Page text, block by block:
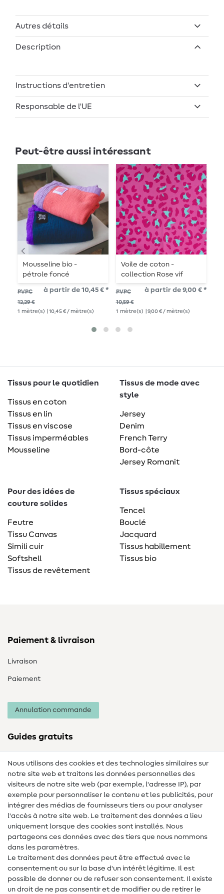
Autres détails
Description
Instructions d'entretien
Responsable de l'UE
Peut-être aussi intéressant
Mousseline bio -
pétrole foncé
PVPC
12,29 €
à partir de 10,45 € *
1 mètre(s) | 10,45 € / mètre(s)
Voile de coton -
collection Rose vif
PVPC
10,59 €
à partir de 9,00 € *
1 mètre(s) | 9,00 € / mètre(s)
Tissus pour le quotidien
Tissus en coton
Tissus en lin
Tissus en viscose
Tissus imperméables
Mousseline
Tissus de mode avec
style
Jersey
Denim
French Terry
Bord-côte
Jersey Romanit
Pour des idées de
couture solides
Feutre
Tissu Canvas
Simili cuir
Softshell
Tissus de revêtement
Tissus spéciaux
Tencel
Bouclé
Jacquard
Tissus habillement
Tissus bio
Paiement & livraison
Livraison
Paiement
Annulation commande
Guides gratuits
Lexique de couture
Tutos de couture
Aide & contact
Contact
Changement de propriétaire
FAQ
Droit de rétractation
Nous utilisons des cookies et des technologies similaires sur
notre site web et traitons les données personnelles des
visiteurs de notre site web (par exemple, l'adresse IP), par
exemple pour personnaliser le contenu et les publicités, pour
intégrer des médias de fournisseurs tiers ou pour analyser
l'accès à notre site web. Le traitement des données a lieu
uniquement lorsque des cookies sont installés. Nous
partageons ces données avec des tiers que nous nommons
dans les paramètres.
Le traitement des données peut être effectué avec le
consentement ou sur la base d'un intérêt légitime. Il est
possible de donner ou de refuser son consentement. Il existe
un droit de ne pas consentir et de modifier ou de retirer le